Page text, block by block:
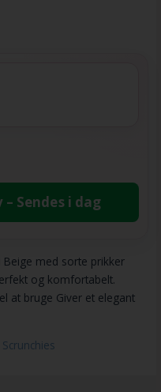
Sendes i dag
med sorte prikker
og komfortabelt.
at bruge Giver et elegant
Scrunchies